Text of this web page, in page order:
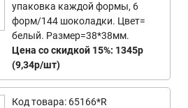
упаковка каждой формы, 6
форм/144 шоколадки. Цвет=
белый. Размер=38*38мм.
Цена со скидкой 15%: 1345р
(9,34р/шт)
Код товара: 65166*R